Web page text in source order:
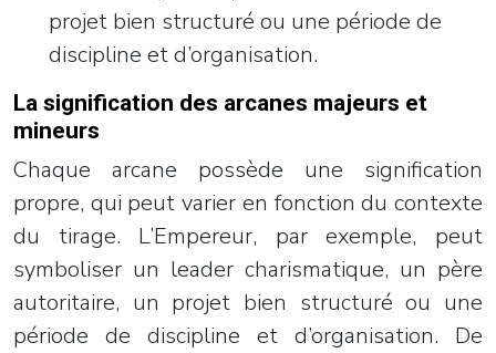
projet bien structuré ou une période de
discipline et d’organisation.
La signification des arcanes majeurs et
mineurs
Chaque arcane possède une signification
propre, qui peut varier en fonction du contexte
du tirage. L’Empereur, par exemple, peut
symboliser un leader charismatique, un père
autoritaire, un projet bien structuré ou une
période de discipline et d’organisation. De